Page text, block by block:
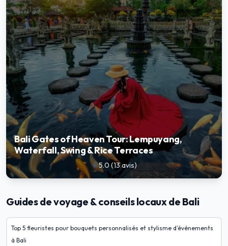
Bali Gates of Heaven Tour: Lempuyang,
Waterfall, Swing & Rice Terraces
star5.0(13avis)
Guides de voyage & conseils locaux de Bali
Top 5 fleuristes pour bouquets personnalisés et stylisme d’événements
à Bali